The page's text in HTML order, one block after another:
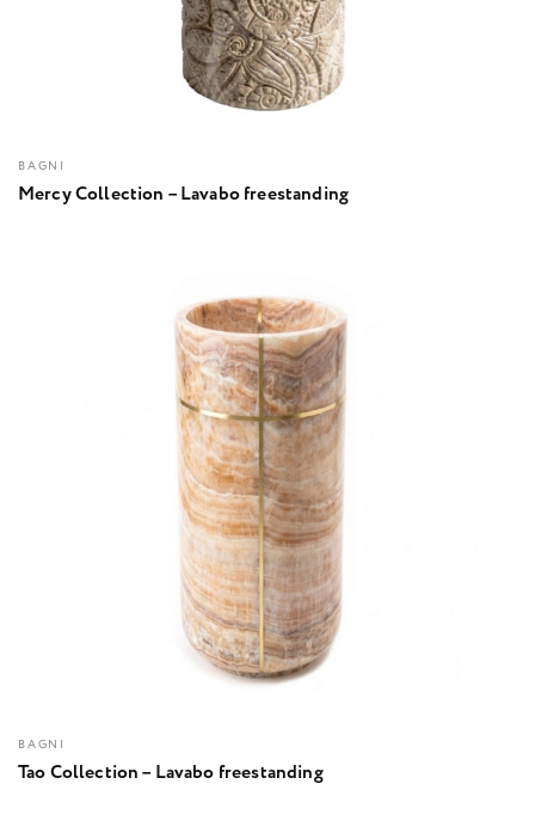
BAGNI
Mercy Collection – Lavabo freestanding
BAGNI
Tao Collection – Lavabo freestanding